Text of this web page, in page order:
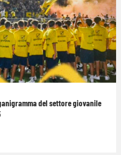
del settore giovanile